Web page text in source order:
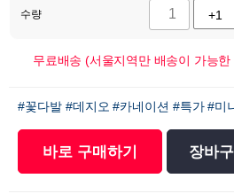
수량 +1
무료배송 (서울지역만 배송이 가능
#꽃다발 #데지오 #카네이션 #특가 #미
바로 구매하기 장바구